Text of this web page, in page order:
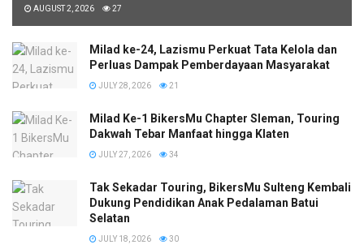
AUGUST 2, 2026 27
Milad ke-24, Lazismu Perkuat Tata Kelola dan
Perluas Dampak Pemberdayaan Masyarakat
JULY 28, 2026 21
Milad Ke-1 BikersMu Chapter Sleman, Touring
Dakwah Tebar Manfaat hingga Klaten
JULY 27, 2026 34
Tak Sekadar Touring, BikersMu Sulteng Kembali
Dukung Pendidikan Anak Pedalaman Batui
Selatan
JULY 18, 2026 30